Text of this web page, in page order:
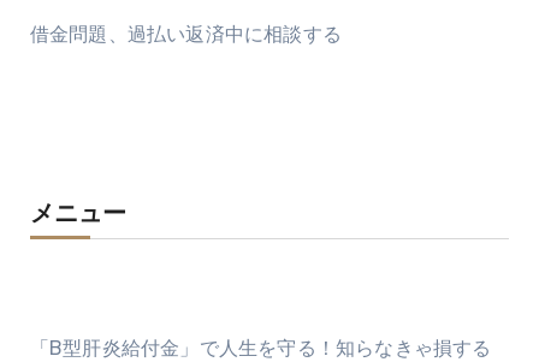
借金問題、過払い返済中に相談する
メニュー
「B型肝炎給付金」で人生を守る！知らなきゃ損する